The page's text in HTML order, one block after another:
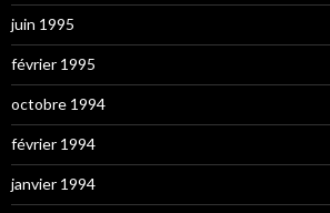
juin 1995
février 1995
octobre 1994
février 1994
janvier 1994